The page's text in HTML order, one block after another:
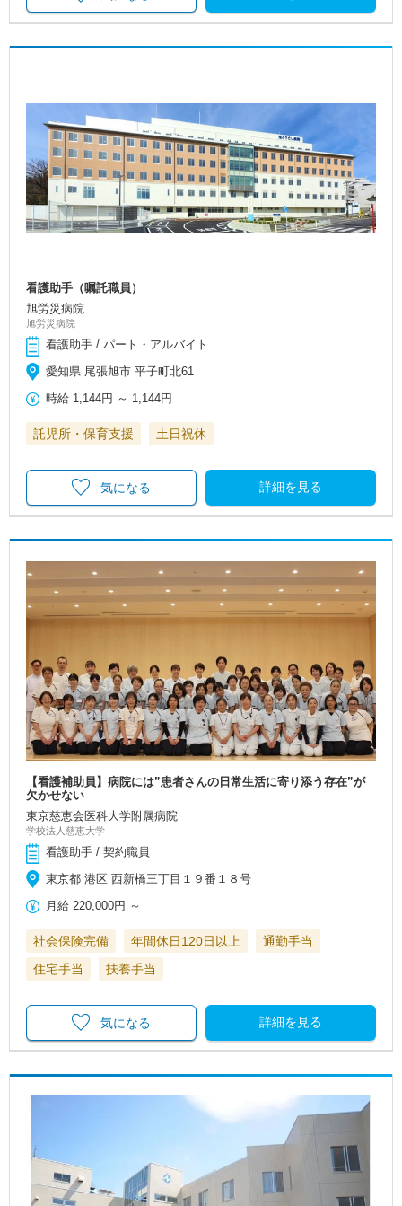
看護助手（嘱託職員）
旭労災病院
旭労災病院
看護助手 / パート・アルバイト
愛知県 尾張旭市 平子町北61
時給 1,144円 ～ 1,144円
託児所・保育支援 土日祝休
詳細を見る
気になる
【看護補助員】病院には”患者さんの日常生活に寄り添う存在”が
欠かせない
東京慈恵会医科大学附属病院
学校法人慈恵大学
看護助手 / 契約職員
東京都 港区 西新橋三丁目１９番１８号
月給 220,000円 ～
社会保険完備 年間休日120日以上
通勤手当
住宅手当
扶養手当
詳細を見る
気になる